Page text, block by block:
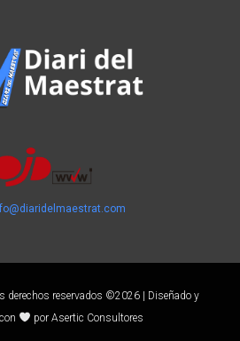
derechos reservados ©2026 | Diseñado y
por Asertic Consultores